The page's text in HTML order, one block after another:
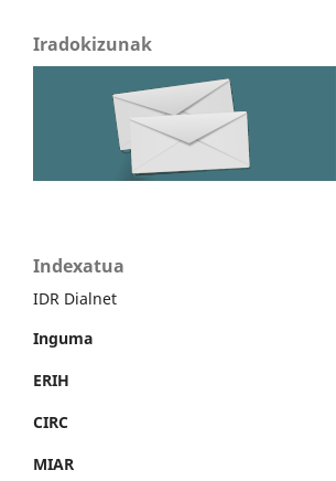
Iradokizunak
Indexatua
IDR Dialnet
Inguma
ERIH
CIRC
MIAR